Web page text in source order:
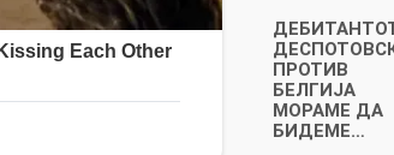
ПРОТИВ
БЕЛГИЈА
МОРАМЕ ДА
БИДЕМЕ…